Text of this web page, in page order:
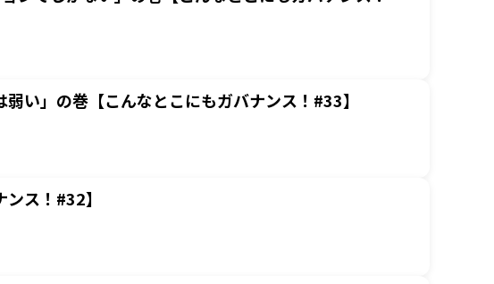
い」の巻【こんなとこにもガバナンス！#33】
ス！#32】